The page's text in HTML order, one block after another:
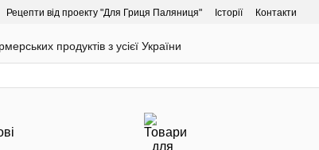
Рецепти від проекту "Для Гриця Паляниця" Історії Контакти
продуктів з усієї України